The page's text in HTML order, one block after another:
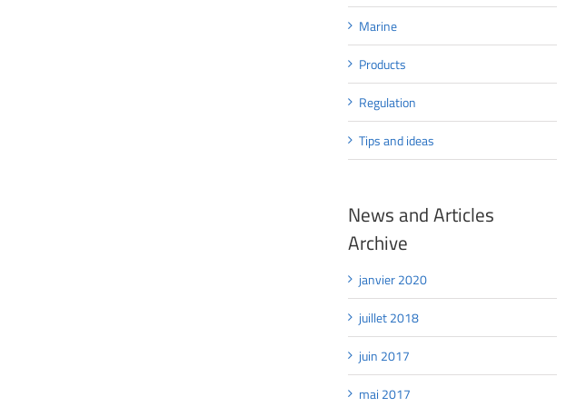
Marine
Products
Regulation
Tips and ideas
News and Articles
Archive
janvier 2020
juillet 2018
juin 2017
mai 2017